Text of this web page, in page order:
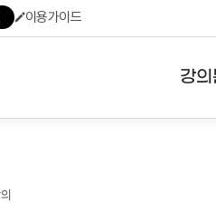
이용가이드
강